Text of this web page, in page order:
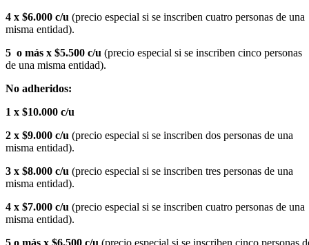
4 x $6.000 c/u (precio especial si se inscriben cuatro personas de una
misma entidad).
5 o más x $5.500 c/u (precio especial si se inscriben cinco personas
de una misma entidad).
No adheridos:
1 x $10.000 c/u
2 x $9.000 c/u (precio especial si se inscriben dos personas de una
misma entidad).
3 x $8.000 c/u (precio especial si se inscriben tres personas de una
misma entidad).
4 x $7.000 c/u (precio especial si se inscriben cuatro personas de una
misma entidad).
5 o más x $6.500 c/u (precio especial si se inscriben cinco personas